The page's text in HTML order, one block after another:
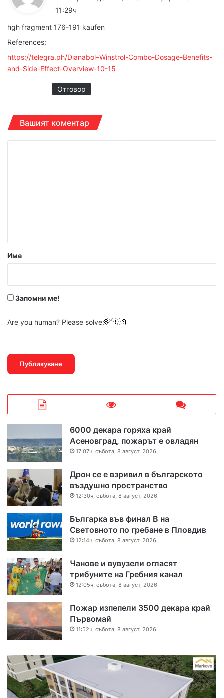
з
:
11:29ч
hgh fragment 176-191 kaufen
References:
https://telegra.ph/Dianabol–Winstrol-Combo-Dosage-Benefits-
and-Side-Effect-Overview-10-15
Отговор
Вашият коментар
р
Име
Запомни ме!
Are you human? Please solve:
6000 декара горяха край
Асеновград, пожарът е овладян
17:07ч, събота, 8 август, 2026
Дрон се е взривил в българското
въздушно пространство
12:30ч, събота, 8 август, 2026
Българка във финал B на
Световното по гребане в Пловдив
12:14ч, събота, 8 август, 2026
Чанове и вувузели огласят
трибуните на Гребния канал
12:05ч, събота, 8 август, 2026
Пожар изпепели 3500 декара край
Първомай
11:52ч, събота, 8 август, 2026